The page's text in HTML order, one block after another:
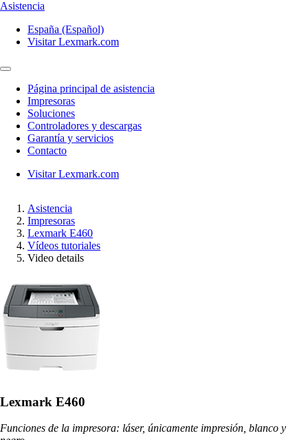
Asistencia
España (Español)
Visitar Lexmark.com
Página principal de asistencia
Impresoras
Soluciones
Controladores y descargas
Garantía y servicios
Contacto
Visitar Lexmark.com
Asistencia
Impresoras
Lexmark E460
Vídeos tutoriales
Video details
Lexmark E460
Funciones de la impresora: láser, únicamente impresión, blanco y